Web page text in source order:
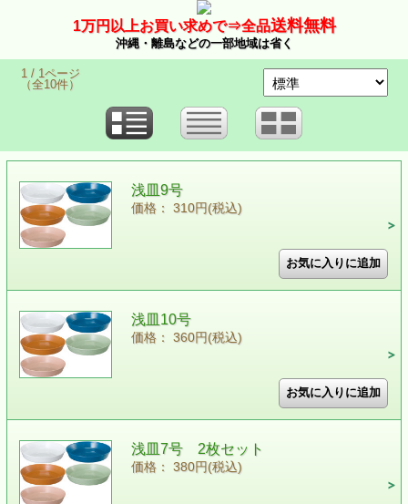
1万円以上お買い求めで⇒全品送料無料
沖縄・離島などの一部地域は省く
1 / 1ページ
（全10件）
浅皿9号
価格： 310円(税込)
浅皿10号
価格： 360円(税込)
浅皿7号 2枚セット
価格： 380円(税込)